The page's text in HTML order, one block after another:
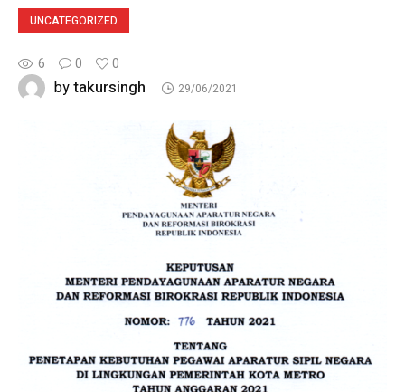
UNCATEGORIZED
6 0 0
bytakursingh 29/06/2021